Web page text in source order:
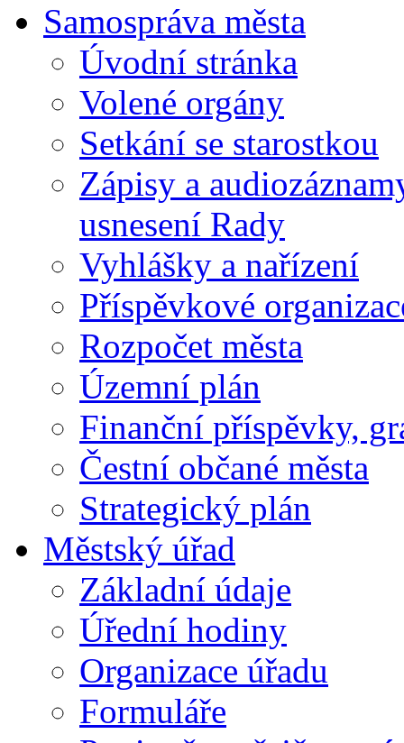
Samospráva města
Úvodní stránka
Volené orgány
Setkání se starostkou
Zápisy a
usnesení Rady
Vyhlášky a nařízení
Příspěvkové
Rozpočet města
Územní plán
Finanční příspěvky,
Čestní občané města
Strategický plán
Městský úřad
Základní údaje
Úřední hodiny
Organizace úřadu
Formuláře